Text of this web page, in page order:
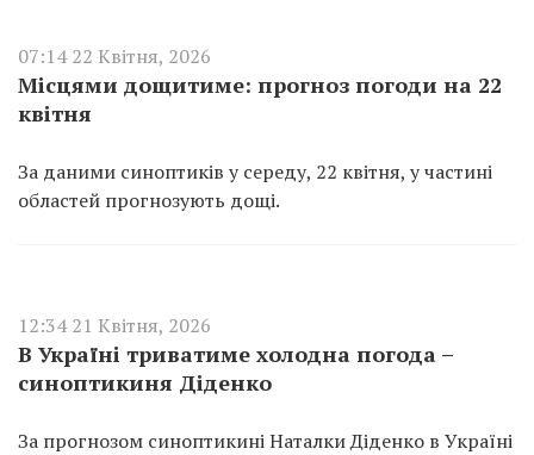
07:14 22 Квітня, 2026
Місцями дощитиме: прогноз погоди на 22
квітня
За даними синоптиків у середу, 22 квітня, у частині
областей прогнозують дощі.
12:34 21 Квітня, 2026
В Україні триватиме холодна погода –
синоптикиня Діденко
За прогнозом синоптикині Наталки Діденко в Україні